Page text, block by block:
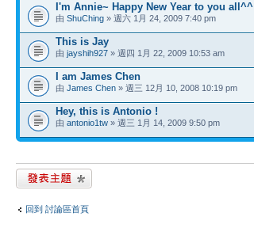
I'm Annie~ Happy New Year to you all^^
由 ShuChing » 週六 1月 24, 2009 7:40 pm
This is Jay
由 jayshih927 » 週四 1月 22, 2009 10:53 am
I am James Chen
由 James Chen » 週三 12月 10, 2008 10:19 pm
Hey, this is Antonio !
由 antonio1tw » 週三 1月 14, 2009 9:50 pm
發表新主題
回到 討論區首頁